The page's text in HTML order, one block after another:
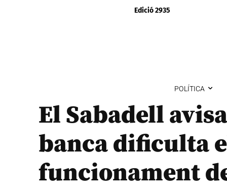
Edició 2935
POLÍTICA
El Sabadell
banca dificulta
funcionament